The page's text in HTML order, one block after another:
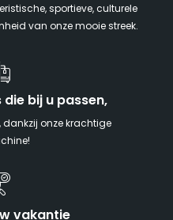
sportieve, culturele
van onze mooie streek.
bij u passen,
dankzij onze krachtige
vakantie